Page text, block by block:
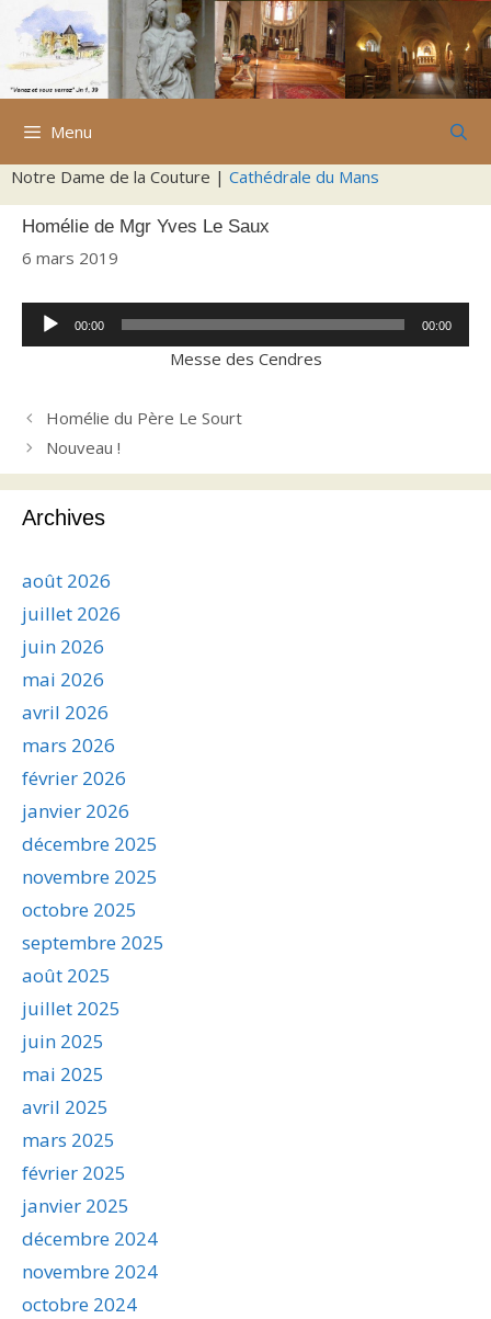
Aller
contenu
Menu
Notre Dame de la Couture | Cathédrale du Mans
Homélie de Mgr Yves Le Saux
6 mars 2019
Lecteur
audio
00:00 00:00
Messe des Cendres
Homélie du Père Le Sourt
Nouveau !
Archives
août 2026
juillet 2026
juin 2026
mai 2026
avril 2026
mars 2026
février 2026
janvier 2026
décembre 2025
novembre 2025
octobre 2025
septembre 2025
août 2025
juillet 2025
juin 2025
mai 2025
avril 2025
mars 2025
février 2025
janvier 2025
décembre 2024
novembre 2024
octobre 2024